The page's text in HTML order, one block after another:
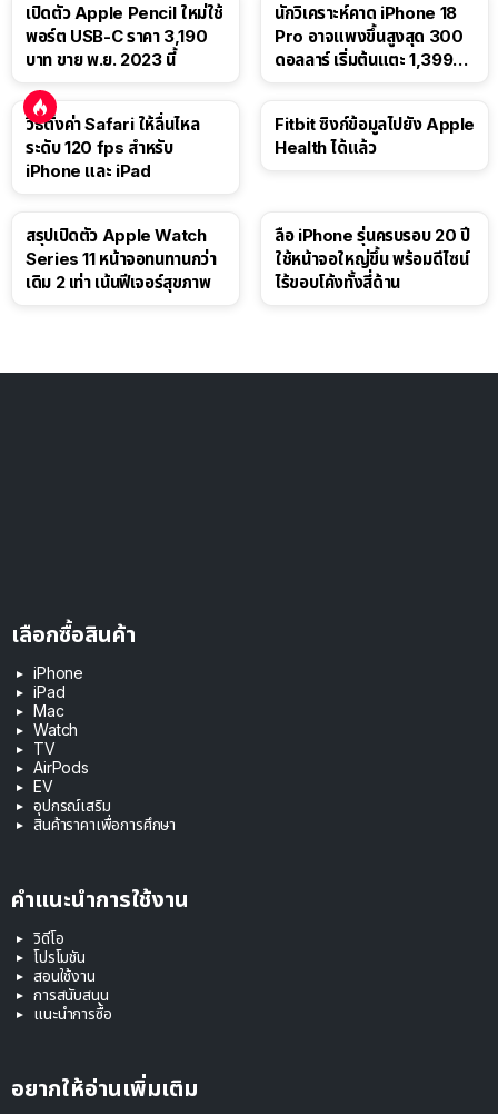
เปิดตัว Apple Pencil ใหม่ใช้
พอร์ต USB-C ราคา 3,190
บาท ขาย พ.ย. 2023 นี้
นักวิเคราะห์คาด iPhone 18
Pro อาจแพงขึ้นสูงสุด 300
ดอลลาร์ เริ่มต้นแตะ 1,399
วิธีตั้งค่า Safari ให้ลื่นไหล
ระดับ 120 fps สำหรับ
iPhone และ iPad
Fitbit ซิงก์ข้อมูลไปยัง Apple
Health ได้แล้ว
สรุปเปิดตัว Apple Watch
Series 11 หน้าจอทนทานกว่า
เดิม 2 เท่า เน้นฟีเจอร์สุขภาพ
ลือ iPhone รุ่นครบรอบ 20 ปี
ใช้หน้าจอใหญ่ขึ้น พร้อมดีไซน์
ไร้ขอบโค้งทั้งสี่ด้าน
เลือกซื้อสินค้า
iPhone
iPad
Mac
Watch
TV
AirPods
EV
อุปกรณ์เสริม
สินค้าราคาเพื่อการศึกษา
คำแนะนำการใช้งาน
วิดีโอ
โปรโมชัน
สอนใช้งาน
การสนับสนุน
แนะนำการซื้อ
อยากให้อ่านเพิ่มเติม